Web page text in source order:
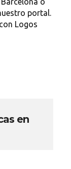
portal.
Logos
en